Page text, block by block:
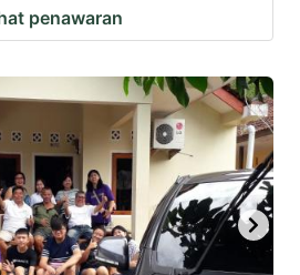
penawaran